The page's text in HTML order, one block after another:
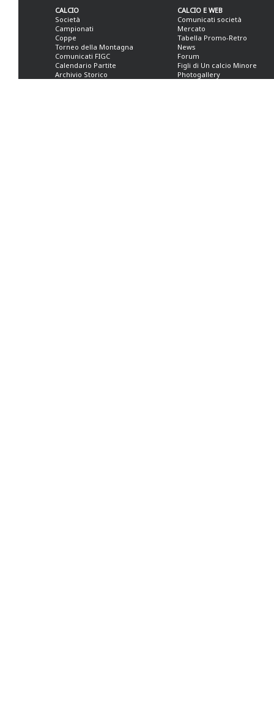
CALCIO
Società
Campionati
Coppe
Torneo della Montagna
Comunicati FIGC
Calendario Partite
Archivio Storico
CALCIO E WEB
Comunicati società
Mercato
Tabella Promo-Retro
News
Forum
Figli di Un calcio Minore
Photogallery